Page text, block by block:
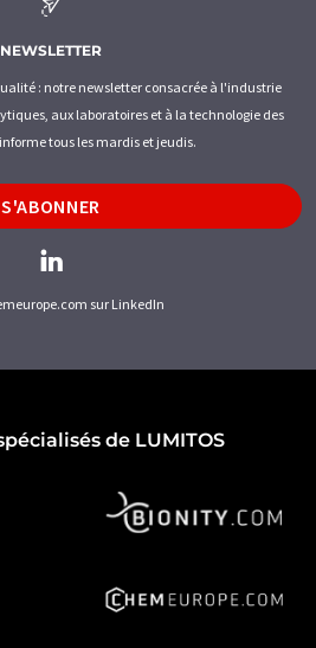
NEWSLETTER
: notre newsletter consacrée à l'industrie
aux laboratoires et à la technologie des
tous les mardis et jeudis.
S'ABONNER
sur LinkedIn
de LUMITOS